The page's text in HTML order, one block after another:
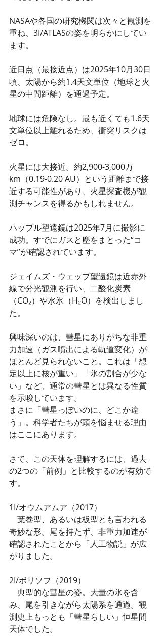
NASAや各国の研究機関は次々と観測を
重ね、3I/ATLASの姿を明らかにしてい
ます。
近日点（最接近点）は2025年10月30日
頃、太陽から約1.4天文単位（地球と火
星の中間距離）を通過予定。
地球には危険なし。最も近くても1.6天
文単位以上離れるため、衝突リスクは
ゼロ。
火星には大接近。約2,900-3,000万
km（0.19-0.20 AU）という距離まで接
近する可能性があり、火星探査機が観
測チャンスを得るかもしれません。
ハッブル望遠鏡は2025年7月に撮影に
成功。すでにガスと塵をまとった“コ
マ”が確認されています。
ジェイムズ・ウェッブ望遠鏡は近赤外
線で分光観測を行い、二酸化炭素
（CO₂）や水氷（H₂O）を検出しまし
た。
興味深いのは、彗星にありがちな非重
力加速（ガス噴出による軌道変化）が
ほとんど見られないこと。これは「想
定以上に核が重い」「氷の割合が少な
い」など、通常の彗星とは異なる性質
を示唆しています。
まさに「彗星っぽいのに、どこか違
う」。科学者たちが頭を悩ませる理由
はここにあります。
さて、この天体を理解するには、過去
の2つの「前例」と比較するのが有効で
す。
1I/オウムアムア（2017）
葉巻型、あるいは板型とも言われる
奇妙な形。尾を持たず、非重力加速が
確認されたことから「人工物説」が広
がりました。
2I/ボリソフ（2019）
典型的な彗星の姿。大量の氷を含
み、尾を引きながら太陽系を通過。観
測史上もっとも「彗星らしい」恒星間
天体でした。